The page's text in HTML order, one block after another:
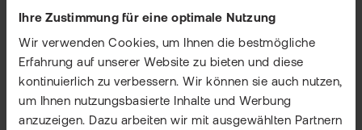
Ihre Zustimmung für eine optimale Nutzung
Wir verwenden Cookies, um Ihnen die bestmögliche
Erfahrung auf unserer Website zu bieten und diese
kontinuierlich zu verbessern. Wir können sie auch nutzen,
um Ihnen nutzungsbasierte Inhalte und Werbung
anzuzeigen. Dazu arbeiten wir mit ausgewählten Partnern